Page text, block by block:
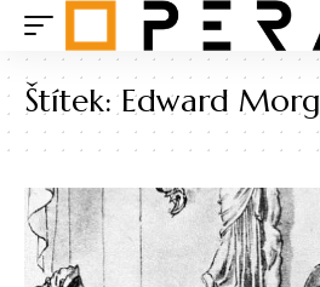
Štítek:Edward